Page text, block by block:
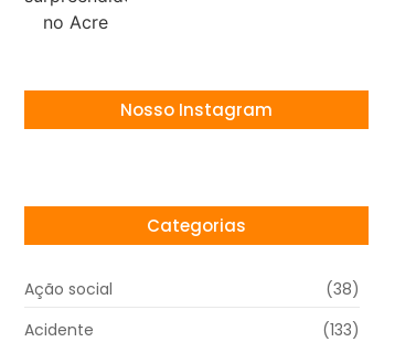
Nosso Instagram
Categorias
Ação social
(38)
Acidente
(133)